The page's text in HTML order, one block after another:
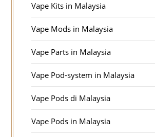
Vape Kits in Malaysia
Vape Mods in Malaysia
Vape Parts in Malaysia
Vape Pod-system in Malaysia
Vape Pods di Malaysia
Vape Pods in Malaysia